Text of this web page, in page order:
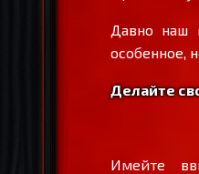
Давно наш
особенное,
Делайте
Имейте